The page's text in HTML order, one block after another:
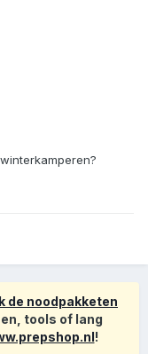
de noodpakketen
tools of lang
!